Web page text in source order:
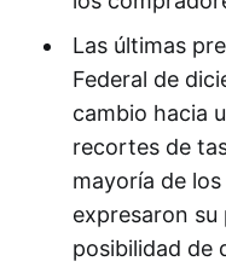
Las últimas
Federal de
cambio hacia
recortes de
mayoría de
expresaron
posibilidad de